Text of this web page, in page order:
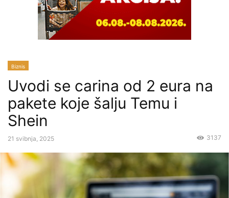
Biznis
Uvodi se carina od 2 eura na
pakete koje šalju Temu i
Shein
21 svibnja, 2025 3137